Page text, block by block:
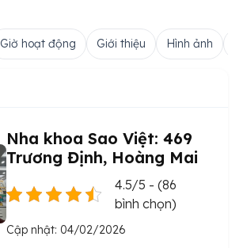
Giờ hoạt động Giới thiệu Hình ảnh
Nha khoa Sao Việt: 469
Trương Định, Hoàng Mai
4.5/5 - (86
bình chọn)
Cập nhật: 04/02/2026